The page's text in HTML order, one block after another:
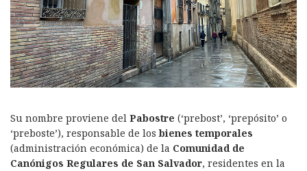
Su nombre proviene del Pabostre (‘prebost’, ‘prepósito’ o
‘preboste’), responsable de losbienes temporales
(administración económica) de la Comunidad de
Canónigos Regulares de San Salvador, residentes en la